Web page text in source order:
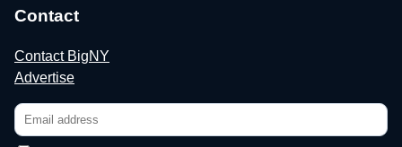
Contact
Contact BigNY
Advertise